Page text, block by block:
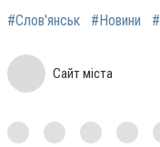
#Слов'янськ #Новини
Сайт міста